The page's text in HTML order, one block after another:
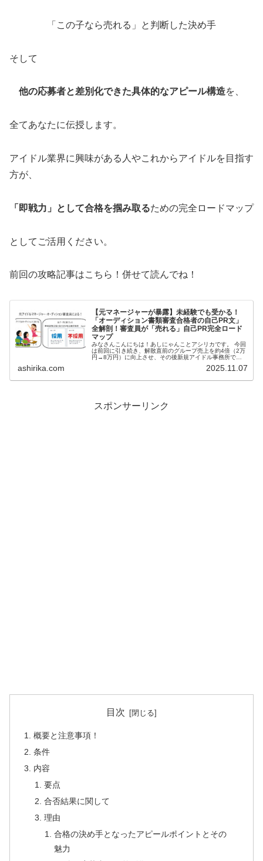
「この子なら売れる」と判断した決め手
そして
他の応募者と差別化できた具体的なアピール構造を、
全てあなたに伝授します。
アイドル業界に興味がある人やこれからアイドルを目指す
方が、
「即戦力」として合格を掴み取るための完全ロードマップ
としてご活用ください。
前回の攻略記事はこちら！併せて読んでね！
【元マネージャーが暴露】未経験でも受かる！
「オーディション書類審査合格者の自己PR文」
全解剖！審査員が「売れる」自己PR完全ロード
マップ
みなさんこんにちは！あしにゃんことアシリカです。 今回
は前回に引き続き、解散直前のグループ売上を約4倍（2万
円→8万円）に向上させ、その後新規アイドル事務所でオ
ashirika.com 2025.11.07
スポンサーリンク
目次
概要と注意事項！
条件
内容
要点
合否結果に関して
理由
合格の決め手となったアピールポイントとその
魅力